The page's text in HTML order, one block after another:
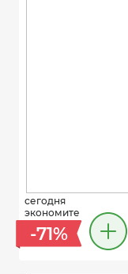
сегодня
экономите
-71%